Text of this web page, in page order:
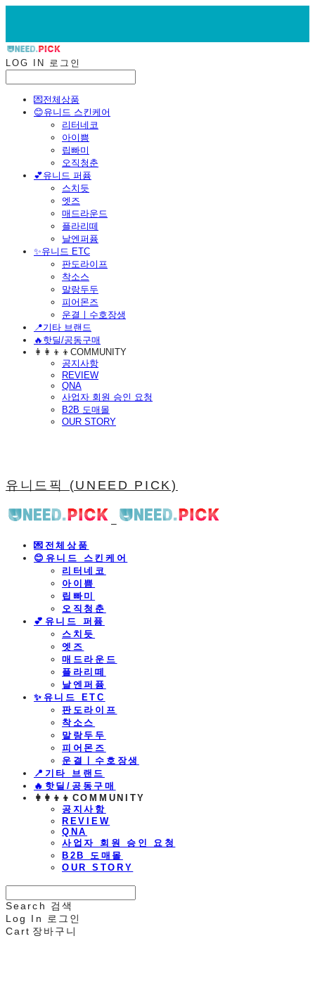
LOG IN 로그인
💌전체상품
😊유니드 스킨케어
리터네코
아이쁨
립빠미
오직청춘
💕유니드 퍼퓸
스치듯
엣즈
매드라운드
플라리떼
날엔퍼퓸
​✨유니드 ETC
판도라이프
착소스
말랑두두
피어몬즈
운결ㅣ수호장생
📍기타 브랜드
🔥핫딜/공동구매
👩‍👩‍👦‍👦COMMUNITY
공지사항
REVIEW
QNA
사업자 회원 승인 요청
B2B 도매몰
OUR STORY
유니드픽 (UNEED PICK)
💌전체상품
😊유니드 스킨케어
리터네코
아이쁨
립빠미
오직청춘
💕유니드 퍼퓸
스치듯
엣즈
매드라운드
플라리떼
날엔퍼퓸
​✨유니드 ETC
판도라이프
착소스
말랑두두
피어몬즈
운결ㅣ수호장생
📍기타 브랜드
🔥핫딜/공동구매
👩‍👩‍👦‍👦COMMUNITY
공지사항
REVIEW
QNA
사업자 회원 승인 요청
B2B 도매몰
OUR STORY
Search
검색
Log In
로그인
Cart 장바구니